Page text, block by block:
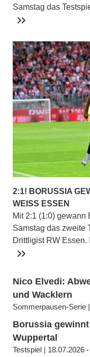
Samstag das
2:1! BORUSSIA
WEISS ESSEN
Mit 2:1 (1:0)
Samstag das zweite
Drittligist RW
Nico Elvedi:
und Wacklern
Sommerpausen-Serie
Borussia
Wuppertal
Testspiel | 18.07.2026